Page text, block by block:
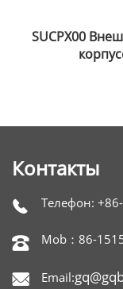
SUCLP200
Контакты
 Телефон:
 Mob：86-
 Email: